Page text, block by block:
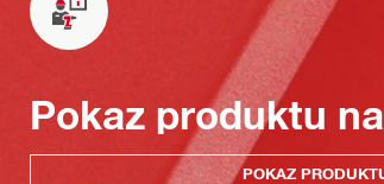
Pokaz produktu
POKAZ